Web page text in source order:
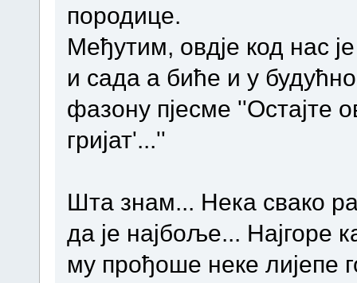
породице.
Међутим, овдје код нас
и сада а биће и у
фазону пјесме ''Остајте
гријат'...''
Шта знам... Нека свако
да је најбоље... Најгоре
му прођоше неке лијепе